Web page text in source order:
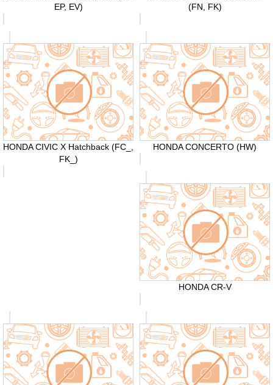
EP, EV)
(FN, FK)
HONDA CIVIC X Hatchback (FC_,
FK_)
HONDA CONCERTO (HW)
HONDA CR-V